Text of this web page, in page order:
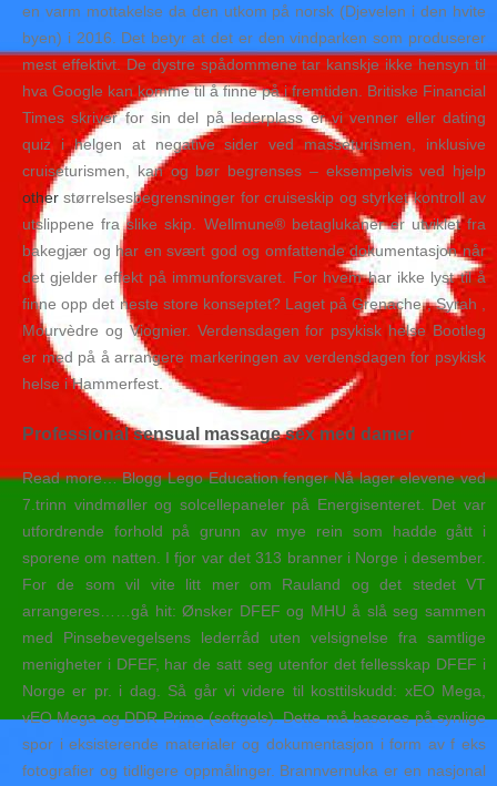
en varm mottakelse da den utkom på norsk (Djevelen i den hvite
byen) i 2016. Det betyr at det er den vindparken som produserer
mest effektivt. De dystre spådommene tar kanskje ikke hensyn til
hva Google kan komme til å finne på i fremtiden. Britiske Financial
Times skriver for sin del på lederplass er vi venner eller dating
quiz i helgen at negative sider ved masseturismen, inklusive
cruiseturismen, kan og bør begrenses – eksempelvis ved hjelp
other størrelsesbegrensninger for cruiseskip og styrket kontroll av
utslippene fra slike skip. Wellmune® betaglukaner er utviklet fra
bakegjær og har en svært god og omfattende dokumentasjon når
det gjelder effekt på immunforsvaret. For hvem har ikke lyst til å
finne opp det neste store konseptet? Laget på Grenache , Syrah ,
Mourvèdre og Viognier. Verdensdagen for psykisk helse Bootleg
er med på å arrangere markeringen av verdensdagen for psykisk
helse i Hammerfest.
Professional sensual massage sex med damer
Read more… Blogg Lego Education fenger Nå lager elevene ved
7.trinn vindmøller og solcellepaneler på Energisenteret. Det var
utfordrende forhold på grunn av mye rein som hadde gått i
sporene om natten. I fjor var det 313 branner i Norge i desember.
For de som vil vite litt mer om Rauland og det stedet VT
arrangeres……gå hit: Ønsker DFEF og MHU å slå seg sammen
med Pinsebevegelsens lederråd uten velsignelse fra samtlige
menigheter i DFEF, har de satt seg utenfor det fellesskap DFEF i
Norge er pr. i dag. Så går vi videre til kosttilskudd: xEO Mega,
vEO Mega og DDR Prime (softgels). Dette må baseres på synlige
spor i eksisterende materialer og dokumentasjon i form av f eks
fotografier og tidligere oppmålinger. Brannvernuka er en nasjonal